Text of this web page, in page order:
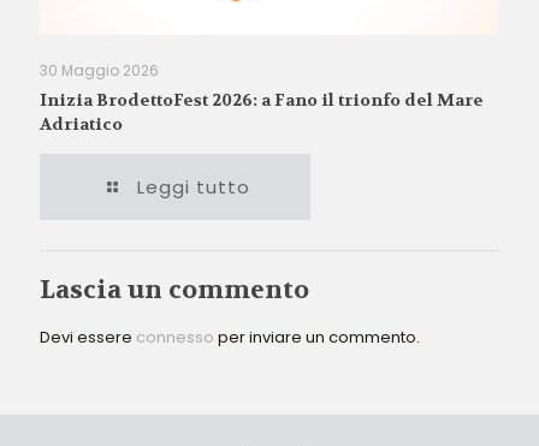
30 Maggio 2026
Inizia BrodettoFest 2026: a Fano il trionfo del Mare
Adriatico
Leggi tutto
Lascia un commento
Devi essere connesso per inviare un commento.